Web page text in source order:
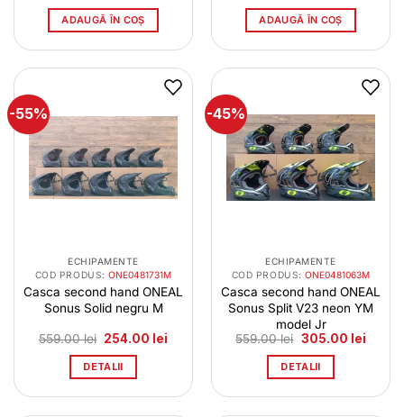
ADAUGĂ ÎN COȘ ADAUGĂ ÎN COȘ
-55%
ECHIPAMENTE
COD PRODUS:ONE0481731M
Casca second hand ONEAL
Sonus Solid negru M
559.00lei Prețul
a
fost:
254.00 lei
DETALII
-45%
ECHIPAMENTE
COD PRODUS:ONE0481063M
Casca second hand ONEAL
Sonus Split V23 neon YM
model Jr
559.00lei Prețul
a
fost:
305.00 leiPrețul
DETALII